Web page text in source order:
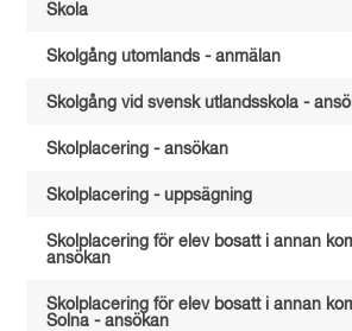
Skola
Skolgång utomlands - anmälan
Skolgång vid svensk utlandsskola -
Skolplacering - ansökan
Skolplacering - uppsägning
Skolplacering för elev bosatt i annan
ansökan
Skolplacering för elev bosatt i annan
Solna - ansökan